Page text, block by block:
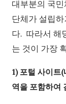
대부분의 국
단체가 설립
다. 따라서 해
는 것이 가장
1) 포털 사이트
역을 포함하여